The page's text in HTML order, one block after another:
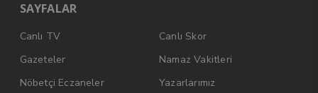
SAYFALAR
Canlı TV
Canlı Skor
Gazeteler
Namaz Vakitleri
Nöbetçi Eczaneler
Yazarlarımız